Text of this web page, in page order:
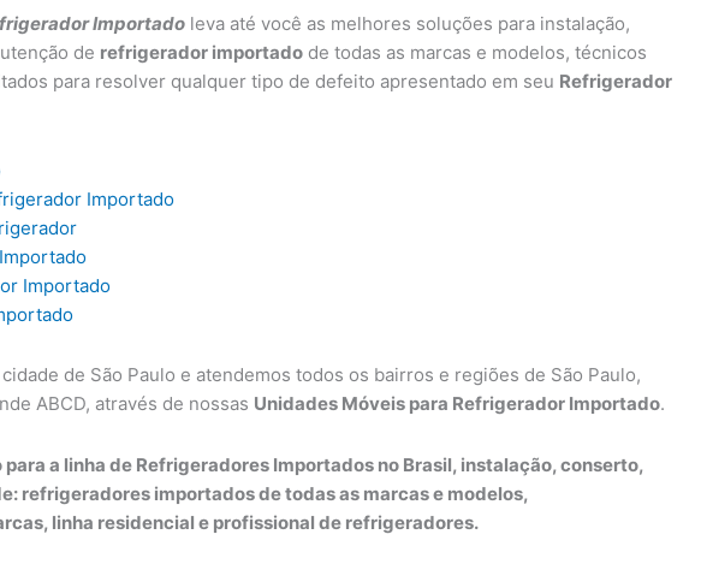
Importado leva até você as melhores soluções para instalação,
de refrigerador importado de todas as marcas e modelos, técnicos
para resolver qualquer tipo de defeito apresentado em seu Refrigerador
Importado
Importado
de São Paulo e atendemos todos os bairros e regiões de São Paulo,
ABCD, através de nossas Unidades Móveis para Refrigerador Importado.
a linha de Refrigeradores Importados no Brasil, instalação, conserto,
refrigeradores importados de todas as marcas e modelos,
linha residencial e profissional de refrigeradores.